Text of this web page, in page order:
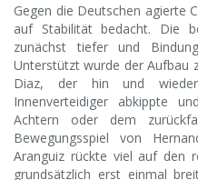
Gegen die Deutschen agierte
auf Stabilität bedacht. Die
zunächst tiefer und
Unterstützt wurde der Aufbau
Diaz, der hin und
Innenverteidiger abkippte
Achtern oder dem
Bewegungsspiel von
Aranguiz rückte viel auf den
grundsätzlich erst einmal